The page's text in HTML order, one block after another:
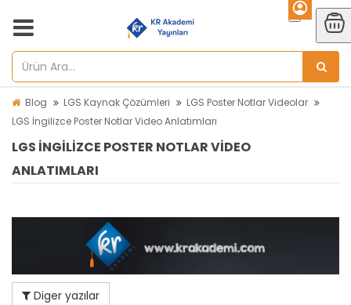
Blog LGS Kaynak Çözümleri
LGS Poster Notlar Videolar
LGS İngilizce Poster Notlar Video Anlatımları
LGS İNGILIZCE POSTER NOTLAR VIDEO
ANLATIMLARI
Diger yazılar